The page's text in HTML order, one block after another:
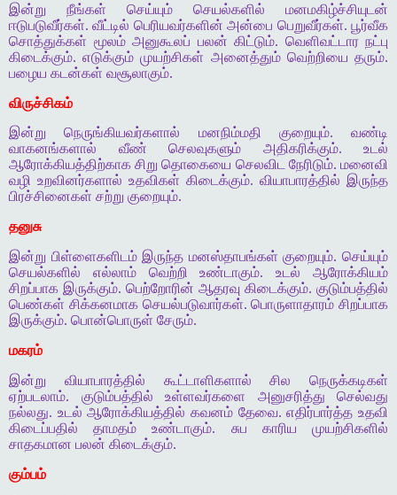
இன்று நீங்கள் செய்யும் செயல்களில் மனமகிழ்ச்சியுடன்
ஈடுபடுவீர்கள். வீட்டில் பெரியவர்களின் அன்பை பெறுவீர்கள். பூர்வீக
சொத்துக்கள் மூலம் அனுகூலப் பலன் கிட்டும். வெளிவட்டார நட்பு
கிடைக்கும். எடுக்கும் முயற்சிகள் அனைத்தும் வெற்றியை தரும்.
பழைய கடன்கள் வசூலாகும்.
விருச்சிகம்
இன்று நெருங்கியவர்களால் மனநிம்மதி குறையும். வண்டி
வாகனங்களால் வீண் செலவுகளும் அதிகரிக்கும். உடல்
ஆரோக்கியத்திற்காக சிறு தொகையை செலவிட நேரிடும். மனைவி
வழி உறவினர்களால் உதவிகள் கிடைக்கும். வியாபாரத்தில் இருந்த
பிரச்சினைகள் சற்று குறையும்.
தனுசு
இன்று பிள்ளைகளிடம் இருந்த மனஸ்தாபங்கள் குறையும். செய்யும்
செயல்களில் எல்லாம் வெற்றி உண்டாகும். உடல் ஆரோக்கியம்
சிறப்பாக இருக்கும். பெற்றோரின் ஆதரவு கிடைக்கும். குடும்பத்தில்
பெண்கள் சிக்கனமாக செயல்படுவார்கள். பொருளாதாரம் சிறப்பாக
இருக்கும். பொன்பொருள் சேரும்.
மகரம்
இன்று வியாபாரத்தில் கூட்டாளிகளால் சில நெருக்கடிகள்
ஏற்படலாம். குடும்பத்தில் உள்ளவர்களை அனுசரித்து செல்வது
நல்லது. உடல் ஆரோக்கியத்தில் கவனம் தேவை. எதிர்பார்த்த உதவி
கிடைப்பதில் தாமதம் உண்டாகும். சுப காரிய முயற்சிகளில்
சாதகமான பலன் கிடைக்கும்.
கும்பம்